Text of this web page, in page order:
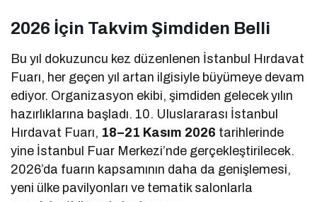
2026 İçin Takvim Şimdiden Belli
Bu yıl dokuzuncu kez düzenlenen İstanbul Hırdavat
Fuarı, her geçen yıl artan ilgisiyle büyümeye devam
ediyor. Organizasyon ekibi, şimdiden gelecek yılın
hazırlıklarına başladı. 10. Uluslararası İstanbul
Hırdavat Fuarı, 18–21 Kasım 2026 tarihlerinde
yine İstanbul Fuar Merkezi’nde gerçekleştirilecek.
2026’da fuarın kapsamının daha da genişlemesi,
yeni ülke pavilyonları ve tematik salonlarla